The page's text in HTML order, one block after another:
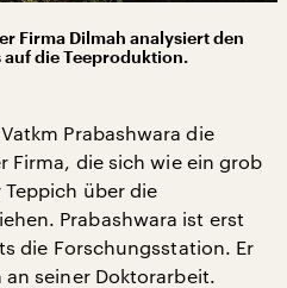
Firma Dilmah analysiert den
auf die Teeproduktion.
Prabashwara die
Firma, die sich wie ein grob
über die
Prabashwara ist erst
die Forschungsstation. Er
seiner Doktorarbeit.